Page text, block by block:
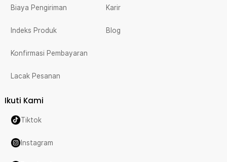
Biaya Pengiriman
Indeks Produk
Konfirmasi Pembayaran
Lacak Pesanan
Karir
Blog
Ikuti Kami
Tiktok
Instagram